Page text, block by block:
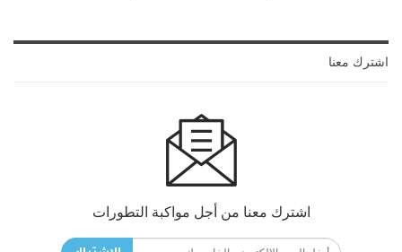
اشترك معنا
اشترك معنا من أجل مواكبة التطورات